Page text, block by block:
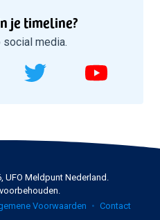
je timeline?
media.
UFO Meldpunt Nederland.
Voorwaarden Contact